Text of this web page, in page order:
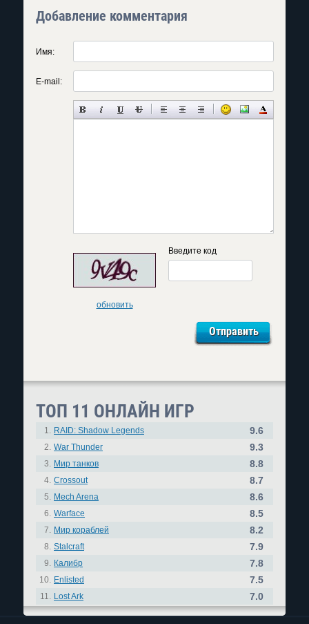
Добавление комментария
Имя:
E-mail:
обновить
Введите код
ТОП 11 ОНЛАЙН ИГР
1. RAID: Shadow Legends 9.6
2. War Thunder 9.3
3. Мир танков 8.8
4. Crossout 8.7
5. Mech Arena 8.6
6. Warface 8.5
7. Мир кораблей 8.2
8. Stalcraft 7.9
9. Калибр 7.8
10. Enlisted 7.5
11. Lost Ark 7.0